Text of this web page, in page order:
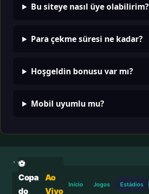
Bu siteye nasıl üye olabilirim?
Para çekme süresi ne kadar?
Hoşgeldin bonusu var mı?
Mobil uyumlu mu?
```html
⚽
Copa
do
Ao
Vivo
Início Jogos Estádios